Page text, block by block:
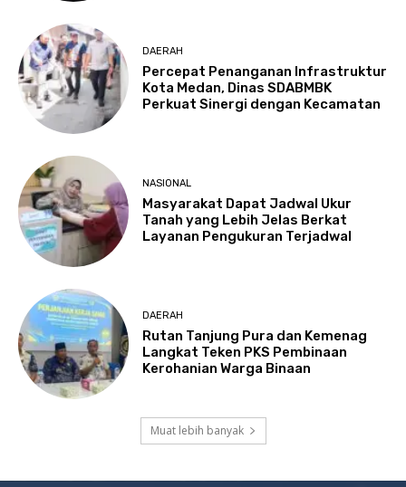
DAERAH
Percepat Penanganan Infrastruktur
Kota Medan, Dinas SDABMBK
Perkuat Sinergi dengan Kecamatan
NASIONAL
Masyarakat Dapat Jadwal Ukur
Tanah yang Lebih Jelas Berkat
Layanan Pengukuran Terjadwal
DAERAH
Rutan Tanjung Pura dan Kemenag
Langkat Teken PKS Pembinaan
Kerohanian Warga Binaan
Muat lebih banyak